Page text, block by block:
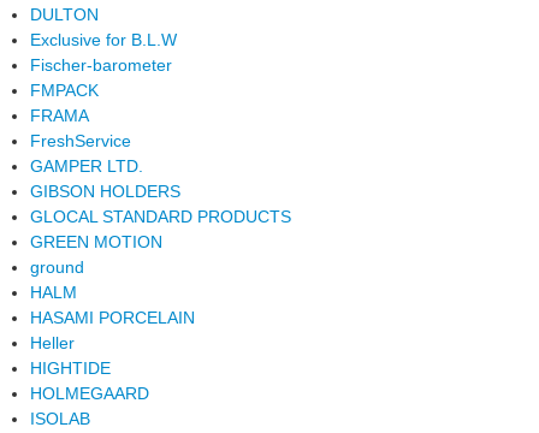
DULTON
Exclusive for B.L.W
Fischer-barometer
FMPACK
FRAMA
FreshService
GAMPER LTD.
GIBSON HOLDERS
GLOCAL STANDARD PRODUCTS
GREEN MOTION
ground
HALM
HASAMI PORCELAIN
Heller
HIGHTIDE
HOLMEGAARD
ISOLAB